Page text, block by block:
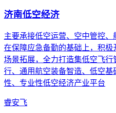
济南低空经济
主要承接低空运营、空中管控、
在保障应急备勤的基础上，积
场景拓展，全力打造集低空飞
行、通用航空装备智造、低空
性、专业性低空经济产业平台
睿安飞